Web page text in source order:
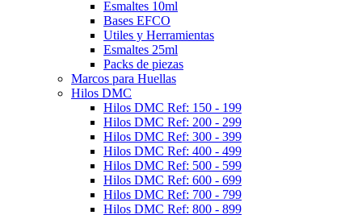
Esmaltes 10ml
Bases EFCO
Utiles y Herramientas
Esmaltes 25ml
Packs de piezas
Marcos para Huellas
Hilos DMC
Hilos DMC Ref: 150 - 199
Hilos DMC Ref: 200 - 299
Hilos DMC Ref: 300 - 399
Hilos DMC Ref: 400 - 499
Hilos DMC Ref: 500 - 599
Hilos DMC Ref: 600 - 699
Hilos DMC Ref: 700 - 799
Hilos DMC Ref: 800 - 899